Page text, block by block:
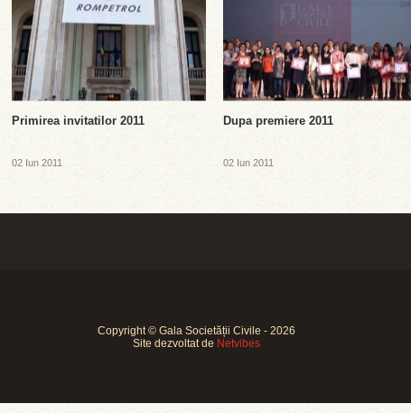
Primirea invitatilor 2011
02 Iun 2011
Dupa premiere 2011
02 Iun 2011
Copyright © Gala Societății Civile - 2026
Site dezvoltat de Netvibes